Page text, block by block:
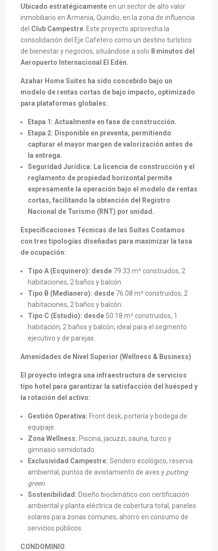
Ubicado estratégicamenteen un sector de alto valor
inmobiliario en Armenia, Quindío, en la zona de influencia
del Club Campestre . Este proyecto aprovecha la
consolidación del Eje Cafetero como un destino turístico
de bienestar y negocios, situándose a solo 8 minutos del
Aeropuerto Internacional El Edén.
Azahar Home Suites ha sido concebido bajo un
modelo de rentas cortas de bajo impacto, optimizado
para plataformas globales.
Etapa 1: Actualmente en fase de construcción.
Etapa 2: Disponible en preventa, permitiendo
capturar el mayor margen de valorización antes de
la entrega.
Seguridad Jurídica: La licencia de construcción y el
reglamento de propiedad horizontal permite
expresamente la operación bajo el modelo de rentas
cortas, facilitando la obtención del Registro
Nacional de Turismo (RNT) por unidad.
Especificaciones Técnicas de las Suites Contamos
con tres tipologías diseñadas para maximizar la tasa
de ocupación:
Tipo A (Esquinero): desde 79.33 m² construidos, 2
habitaciones, 2 baños y balcón.
Tipo B (Medianero): desde 76.08 m² construidos, 2
habitaciones, 2 baños y balcón.
Tipo C (Estudio): desde 50.18 m² construidos, 1
habitación, 2 baños y balcón; ideal para el segmento
ejecutivo y de parejas.
Amenidades de Nivel Superior (Wellness & Business)
El proyecto integra una infraestructura de servicios
tipo hotel para garantizar la satisfacción del huésped y
la rotación del activo:
Gestión Operativa: Front desk, portería y bodega de
equipaje.
Zona Wellness: Piscina, jacuzzi, sauna, turco y
gimnasio semidotado.
Exclusividad Campestre: Sendero ecológico, reserva
ambiental, puntos de avistamiento de aves y putting
green
Sostenibilidad: Diseño bioclimático con certificación
ambiental y planta eléctrica de cobertura total, paneles
solares para zonas comunes, ahorro en consumo de
servicios públicos.
CONDOMINIO: